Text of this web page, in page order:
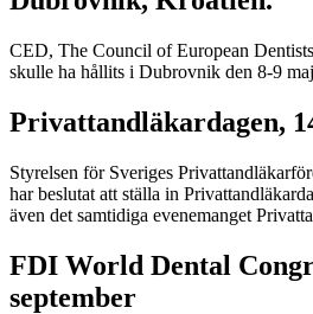
CED, The Council of European
skulle ha hållits i Dubrovnik den 8-9
Privattandläkardagen,
Styrelsen för Sveriges
har beslutat att ställa in
även det samtidiga evenemanget
FDI World Dental
september